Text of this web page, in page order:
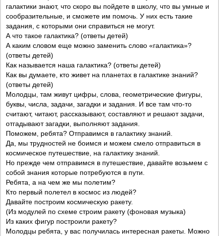
галактики знают, что скоро вы пойдете в школу, что вы умные и
сообразительные, и сможете им помочь. У них есть такие
задания, с которыми они справиться не могут.
А что такое галактика? (ответы детей)
А каким словом еще можно заменить слово «галактика»?
(ответы детей)
Как называется наша галактика? (ответы детей)
Как вы думаете, кто живет на планетах в галактике знаний?
(ответы детей)
Молодцы, там живут цифры, слова, геометрические фигуры,
буквы, числа, задачи, загадки и задания. И все там что-то
считают, читают, рассказывают, составляют и решают задачи,
отгадывают загадки, выполняют задания.
Поможем, ребята? Отправимся в галактику знаний.
Да, мы трудностей не боимся и можем смело отправиться в
космическое путешествие, на галактику знаний.
Но прежде чем отправимся в путешествие, давайте возьмем с
собой знания которые потребуются в пути.
Ребята, а на чем же мы полетим?
Кто первый полетел в космос из людей?
Давайте построим космическую ракету.
(Из модулей по схеме строим ракету (фоновая музыка)
Из каких фигур построили ракету?
Молодцы ребята, у вас получилась интересная ракеты. Можно